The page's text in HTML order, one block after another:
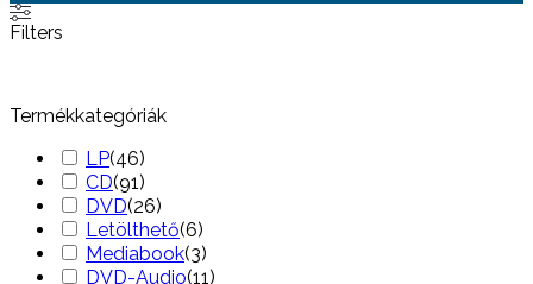
Skip
to
Filters
Termékkategóriák
LP(46)
CD(91)
DVD(26)
Letölthető(6)
Mediabook(3)
DVD-Audio(11)